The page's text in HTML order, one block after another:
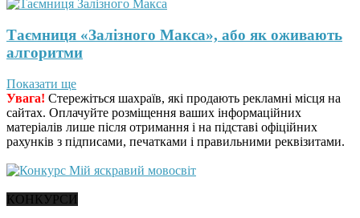
Таємниця «Залізного Макса», або як оживають
алгоритми
Показати ще
Увага! Стережіться шахраїв, які продають рекламні місця на
сайтах. Оплачуйте розміщення ваших інформаційних
матеріалів лише після отримання і на підставі офіційних
рахунків з підписами, печатками і правильними реквізитами.
КОНКУРСИ